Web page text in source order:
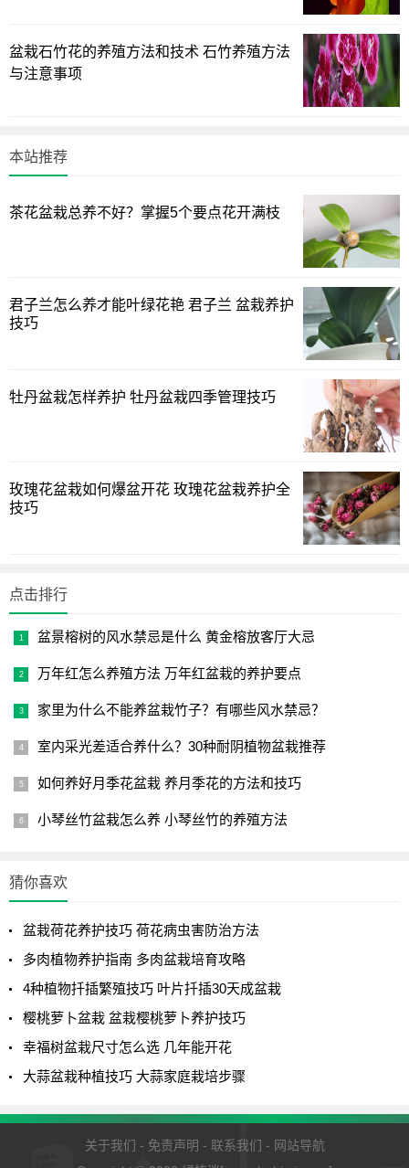
狗尾巴草是最常见的一种杂草，不论是在田地里还是花盆
中都可以看到它们的身影。它们的特点就是会有一条像狗尾
第六，水葫芦
下一页
盆栽石竹花的养殖方法和技术 石竹养殖方法
与注意事项
本站推荐
茶花盆栽总养不好？掌握5个要点花开满枝
君子兰怎么养才能叶绿花艳 君子兰 盆栽养护
技巧
牡丹盆栽怎样养护 牡丹盆栽四季管理技巧
玫瑰花盆栽如何爆盆开花 玫瑰花盆栽养护全
技巧
点击排行
盆景榕树的风水禁忌是什么 黄金榕放客厅大忌
万年红怎么养殖方法 万年红盆栽的养护要点
家里为什么不能养盆栽竹子？有哪些风水禁忌？
室内采光差适合养什么？30种耐阴植物盆栽推荐
如何养好月季花盆栽 养月季花的方法和技巧
小琴丝竹盆栽怎么养 小琴丝竹的养殖方法
猜你喜欢
盆栽荷花养护技巧 荷花病虫害防治方法
多肉植物养护指南 多肉盆栽培育攻略
4种植物扦插繁殖技巧 叶片扦插30天成盆栽
樱桃萝卜盆栽 盆栽樱桃萝卜养护技巧
幸福树盆栽尺寸怎么选 几年能开花
大蒜盆栽种植技巧 大蒜家庭栽培步骤
关于我们 - 免责声明 - 联系我们 - 网站导航